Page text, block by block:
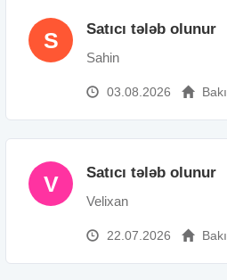
S Satıcı tələb olunur
Sahin
03.08.2026 Bakı
V Satıcı tələb olunur
Velixan
22.07.2026 Bakı